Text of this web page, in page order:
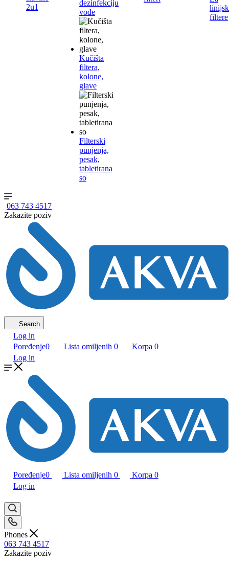
2u1
dezinfekciju
vode
Kučišta
filtera,
kolone,
glave
Filterski
punjenja,
pesak,
tabletirana
so
filtere
063 743 4517
Zakazite poziv
Search
Log in
Poređenje0 Lista omiljenih 0 Korpa 0
Log in
Poređenje0 Lista omiljenih 0 Korpa 0
Log in
Phones
063 743 4517
Zakazite poziv